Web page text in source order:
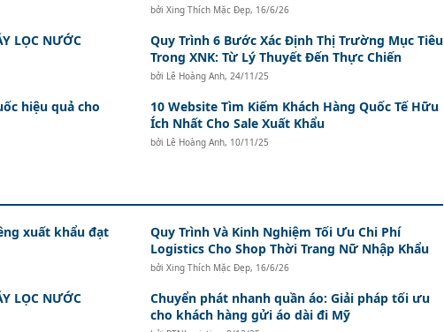
bởi Xing Thích Mặc Đẹp, 16/6/26
LỌC NƯỚC
Quy Trình 6 Bước Xác Định Thị Trường Mục Tiêu
Trong XNK: Từ Lý Thuyết Đến Thực Chiến
bởi Lê Hoàng Anh, 24/11/25
hiệu quả cho
10 Website Tìm Kiếm Khách Hàng Quốc Tế Hữu
Ích Nhất Cho Sale Xuất Khẩu
bởi Lê Hoàng Anh, 10/11/25
xuất khẩu đạt
Quy Trình Và Kinh Nghiệm Tối Ưu Chi Phí
Logistics Cho Shop Thời Trang Nữ Nhập Khẩu
bởi Xing Thích Mặc Đẹp, 16/6/26
LỌC NƯỚC
Chuyển phát nhanh quần áo: Giải pháp tối ưu
cho khách hàng gửi áo dài đi Mỹ